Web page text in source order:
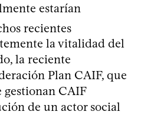
estarían
recientes
la vitalidad del
la reciente
Plan CAIF, que
gestionan CAIF
de un actor social